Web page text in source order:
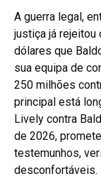
A guerra legal,
justiça já
dólares que
sua equipa de
250 milhões
principal está
Lively contra
de 2026,
testemunhos,
desconfortáveis.